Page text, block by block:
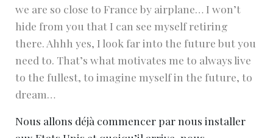
we are so close to France by airplane… I won’t
hide from you that I can see myself retiring
there. Ahhh yes, I look far into the future but you
need to. That’s what motivates me to always live
to the fullest, to imagine myself in the future, to
dream…
Nous allons déjà commencer par nous installer